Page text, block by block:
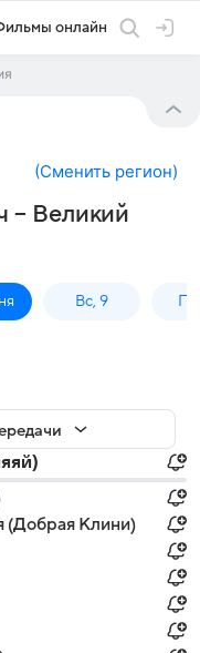
онлайн
(Сменить регион)
– Великий
Вс, 9
(Добрая Клини)